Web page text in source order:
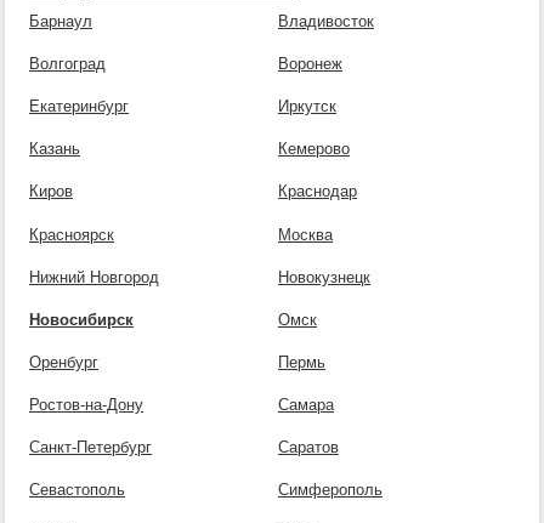
Барнаул
Владивосток
Волгоград Воронеж
Екатеринбург Иркутск
Казань Кемерово
Киров Краснодар
Красноярск Москва
Нижний Новгород Новокузнецк
Новосибирск Омск
Оренбург Пермь
Ростов-на-Дону Самара
Санкт-Петербург Саратов
Севастополь Симферополь